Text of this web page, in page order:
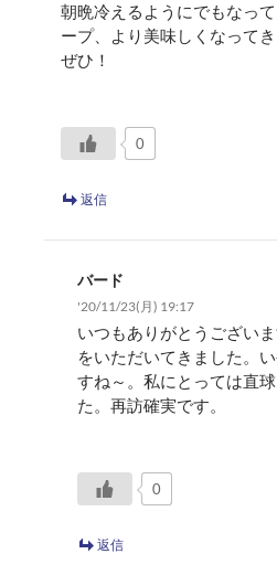
朝晩冷えるようにでもなっ
ープ、より美味しくなってき
ぜひ！
0
返信
バード
'20/11/23(月) 19:17
いつもありがとうござい
をいただいてきました。
すね～。私にとっては直
た。再訪確実です。
0
返信